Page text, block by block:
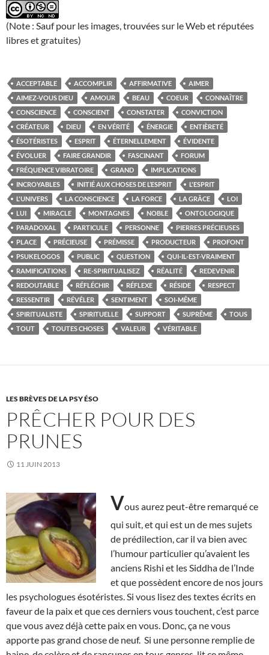
(Note : Sauf pour les images, trouvées sur le Web et réputées
libres et gratuites)
ACCEPTABLE ACCOMPLIR AFFIRMATIVE
AIMER
AIMEZ-VOUS DIEU
AMOUR BEAU COEUR
CONNAÎTRE
CONSCIENCE
CONSCIENT CONSTATER
CONVICTION
CRÉATEUR
DIEU EN VÉRITÉ ÉNERGIE
ENTIÈRETÉ
ÉSOTÉRISTES
ESPRIT ÉTERNELLEMENT
ÉVIDENTE
ÉVOLUER
FAIRE GRANDIR FASCINANT
FORUM
FRÉQUENCE VIBRATOIRE
GRAND
IMPLICATIONS
INCROYABLES
INITIÉ AUX CHOSES DE L’ESPRIT
L'ESPRIT
L'UNIVERS
LA CONSCIENCE LA FORCE LA GRÂCE
LOI
LUI
MIRACLE MONTAGNES NOBLE
ONTOLOGIQUE
PARADOXAL
PARTICULE PERSONNE
PIERRES PRÉCIEUSES
PLACE
PRÉCIEUSE PRÉMISSE PRODUCTEUR
PROFONT
PSUKELOGOS
PUBLIC QUESTION
QUI-IL-EST-VRAIMENT
RAMIFICATIONS
RE-SPIRITUALISEZ RÉALITÉ
REDEVENIR
REDOUTABLE
RÉFLÉCHIR RÉFLEXE RÉSIDE
RESPECT
RESSENTIR
RÉVÉLER SENTIMENT
SOI-MÊME
SPIRITUALISTE
SPIRITUELLE SUPPORT SUPRÊME
TOUS
TOUT
TOUTES CHOSES VALEUR VÉRITABLE
LES BRÈVES DE LA PSY ÉSO
PRÊCHER POUR DES
PRUNES
11 JUIN 2013
Vous aurez peut-être remarqué ce
qui suit, et qui est un de mes sujets
de prédilection, car il va bien avec
l’humour particulier qu’avaient les
anciens Rishi et les Siddha de l’Inde
et que possèdent encore de nos jours
les psychologues ésotéristes. Si vous lisez des textes écrits en
faveur de la paix et que ces derniers vous touchent, c’est parce
que vous avez déjà cette paix en vous. Donc, ça ne vous
apporte pas grand chose de neuf. Si une personne remplie de